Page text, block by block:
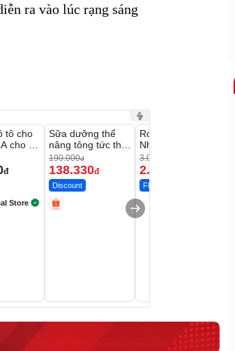
ra vào lúc rạng sáng
tô cho
cho bé
đ
Store
-27%
Sữa dưỡng thể
nâng tông tức thì
Vaseline Body
190.000đ
138.330đ
Discount
Robot Hút Bụi Lau
Nhà - D2-001 -
Thông Minh
3.000.000
2.200.000
Flash Sale